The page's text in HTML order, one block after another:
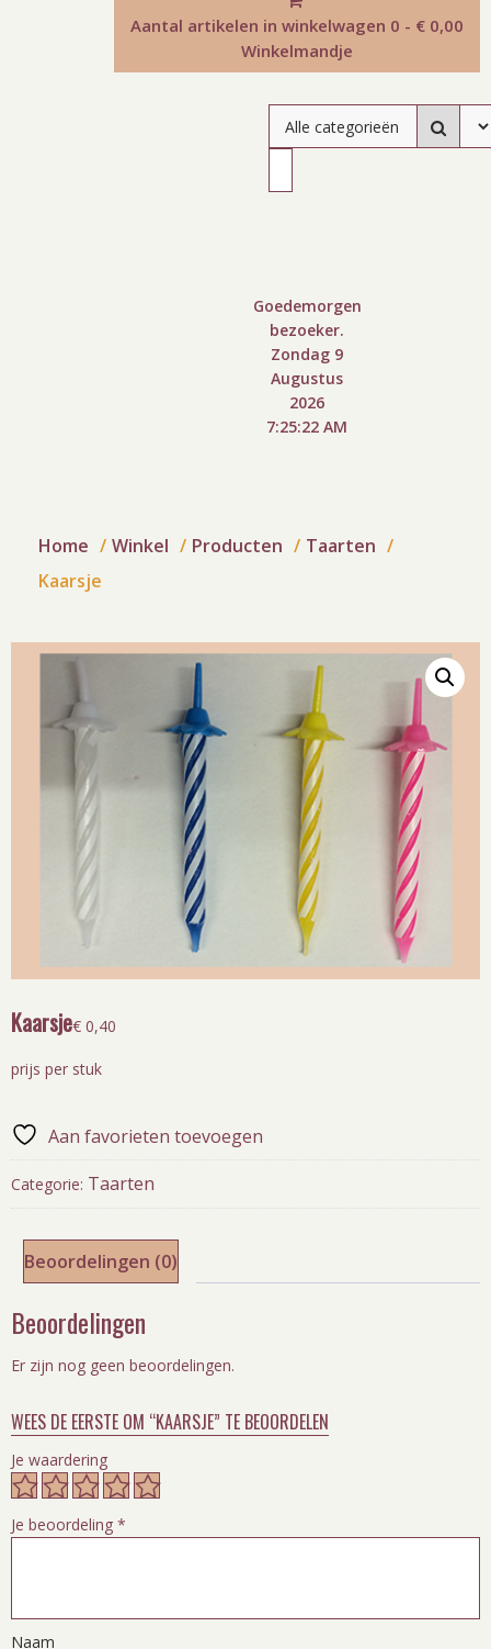
Aantal artikelen in winkelwagen 0 - € 0,00
Winkelmandje
Goedemorgen
bezoeker.
Zondag 9
Augustus
2026
7:25:22 AM
Home Winkel Producten
Taarten
Kaarsje
Kaarsje€ 0,40
prijs per stuk
Aan favorieten toevoegen
Categorie: Taarten
Beoordelingen (0)
Beoordelingen
Er zijn nog geen beoordelingen.
WEES DE EERSTE OM “KAARSJE” TE BEOORDELEN
Je waardering
Je beoordeling *
Naam